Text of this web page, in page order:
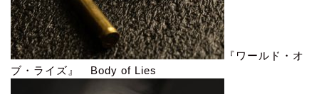
『ワールド・オ
ブ・ライズ』 Body of Lies